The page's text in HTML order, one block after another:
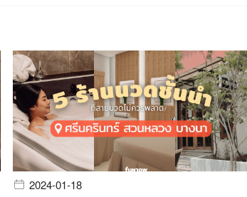
2024-01-18